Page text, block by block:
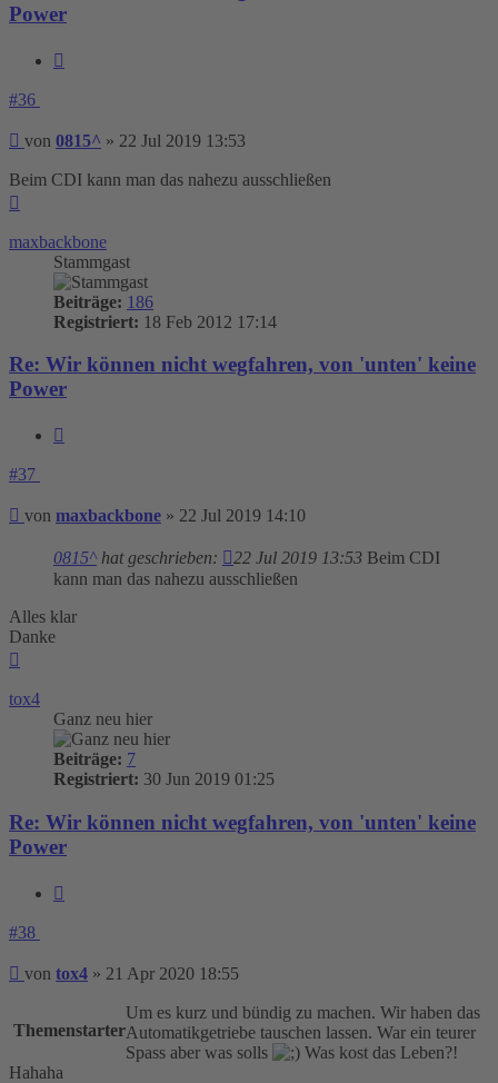
Power
#36
Beitrag
von 0815^ » 22 Jul 2019 13:53
Beim CDI kann man das nahezu ausschließen
maxbackbone
Stammgast
Beiträge: 186
Registriert: 18 Feb 2012 17:14
Re: Wir können nicht wegfahren, von 'unten' keine
Power
#37
Beitrag
von maxbackbone » 22 Jul 2019 14:10
0815^hat geschrieben: 22 Jul 2019 13:53 Beim CDI
kann man das nahezu ausschließen
Alles klar
Danke
tox4
Ganz neu hier
Beiträge: 7
Registriert: 30 Jun 2019 01:25
Re: Wir können nicht wegfahren, von 'unten' keine
Power
#38
Beitrag
von tox4 » 21 Apr 2020 18:55
Themenstarter
Um es kurz und bündig zu machen. Wir haben das
Automatikgetriebe tauschen lassen. War ein teurer
Spass aber was solls
Was kost das Leben?!
Hahaha